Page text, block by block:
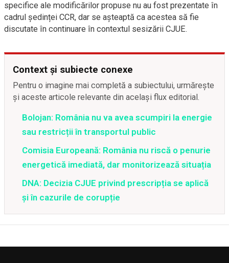
specifice ale modificărilor propuse nu au fost prezentate în
cadrul ședinței CCR, dar se așteaptă ca acestea să fie
discutate în continuare în contextul sesizării CJUE.
Context și subiecte conexe
Pentru o imagine mai completă a subiectului, urmărește
și aceste articole relevante din același flux editorial.
Bolojan: România nu va avea scumpiri la energie
sau restricții în transportul public
Comisia Europeană: România nu riscă o penurie
energetică imediată, dar monitorizează situația
DNA: Decizia CJUE privind prescripția se aplică
și în cazurile de corupție